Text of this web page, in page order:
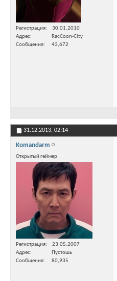
Регистрация
30.01.2010
Адрес
RacCoon-City
Сообщения
43,672
31.12.2013, 02:14
Komandarm
Открытый геймер
Регистрация
23.05.2007
Адрес
Пустошь
Сообщения
80,935